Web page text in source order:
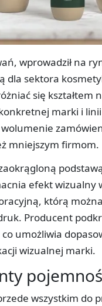
wprowadził na
dla sektora
się kształtem
marki i
mniejszym firmom.
efekt wizualny
którą
Producent
umożliwia
wizualnej marki.
wszystkim